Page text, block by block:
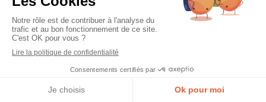
Contacter MKH-RÉNOVATION ,
rénovation de toiture